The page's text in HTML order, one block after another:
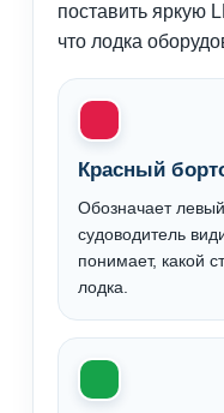
поставить яркую
что лодка
Красный
Обозначает
судоводитель
понимает, какой
лодка.